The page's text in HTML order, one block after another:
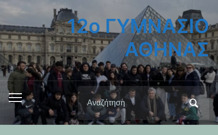
12ο ΓΥΜΝΑΣΙΟ
ΑΘΗΝΑΣ
Εναλλαγή
του
μενού
Αναζήτηση
για: